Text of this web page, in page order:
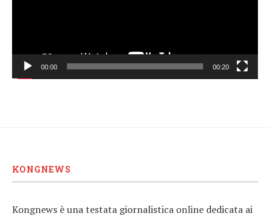
00:00 00:20
KONGNEWS
Kongnews è una testata giornalistica online dedicata ai